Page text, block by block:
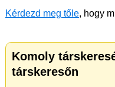
Kérdezd meg tőle, hogy
Komoly
társkeresőn